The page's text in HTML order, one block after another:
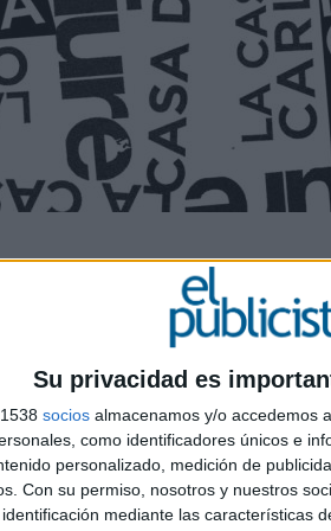
Su privacidad es
socios almacenamos y/o accedemos
como identificadores únicos e
personalizado, medición de
Con su permiso, nosotros y nuestros
mediante las características
SEMESTRE HASTA LOS 196 MILLONES DE EUROS
MEDIA MANAGEMENT & DELIVERY PRESIDENT
trabajará en el desarrollo de
de la Temporada 2023-2024
creación y exhibición escénica.
y forma parte de la red